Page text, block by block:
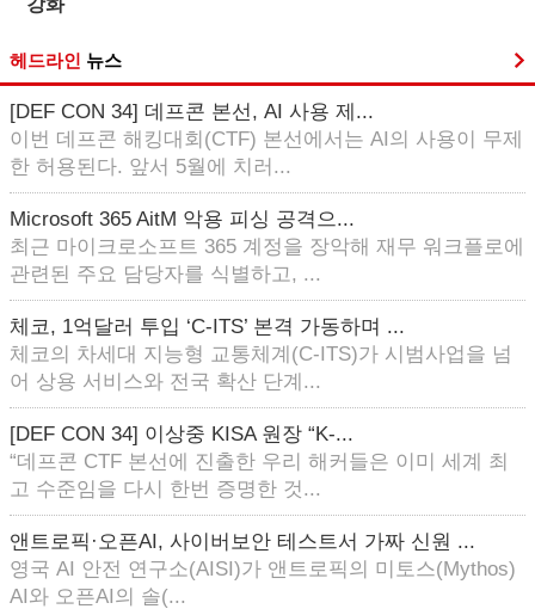
강화
헤드라인 뉴스
[DEF CON 34] 데프콘 본선, AI 사용 제...
이번 데프콘 해킹대회(CTF) 본선에서는 AI의 사용이 무제
한 허용된다. 앞서 5월에 치러...
Microsoft 365 AitM 악용 피싱 공격으...
최근 마이크로소프트 365 계정을 장악해 재무 워크플로에
관련된 주요 담당자를 식별하고, ...
체코, 1억달러 투입 ‘C-ITS’ 본격 가동하며 ...
체코의 차세대 지능형 교통체계(C-ITS)가 시범사업을 넘
어 상용 서비스와 전국 확산 단계...
[DEF CON 34] 이상중 KISA 원장 “K-...
“데프콘 CTF 본선에 진출한 우리 해커들은 이미 세계 최
고 수준임을 다시 한번 증명한 것...
앤트로픽·오픈AI, 사이버보안 테스트서 가짜 신원 ...
영국 AI 안전 연구소(AISI)가 앤트로픽의 미토스(Mythos)
AI와 오픈AI의 솔(...